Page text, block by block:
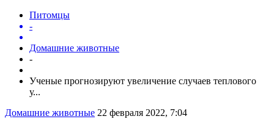
Питомцы
-
Домашние животные
-
Ученые прогнозируют увеличение случаев теплового
у...
Домашние животные 22 февраля 2022, 7:04